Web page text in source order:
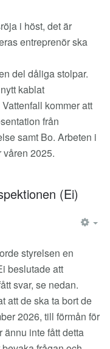
i höst, det är
entreprenör ska
del dåliga stolpar.
kablat
kommer att
från
samt Bo. Arbeten i
våren 2025.
(Ei)
styrelsen en
beslutade att
svar, se nedan.
att de ska ta bort de
2026, till förmån för
ännu inte fått detta